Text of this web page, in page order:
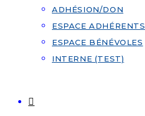
ADHÉSION/DON
ESPACE ADHÉRENTS
ESPACE BÉNÉVOLES
INTERNE (TEST)